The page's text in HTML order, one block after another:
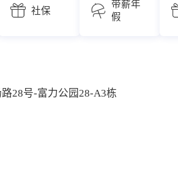
社保
带薪年
假
28号-富力公园28-A3栋